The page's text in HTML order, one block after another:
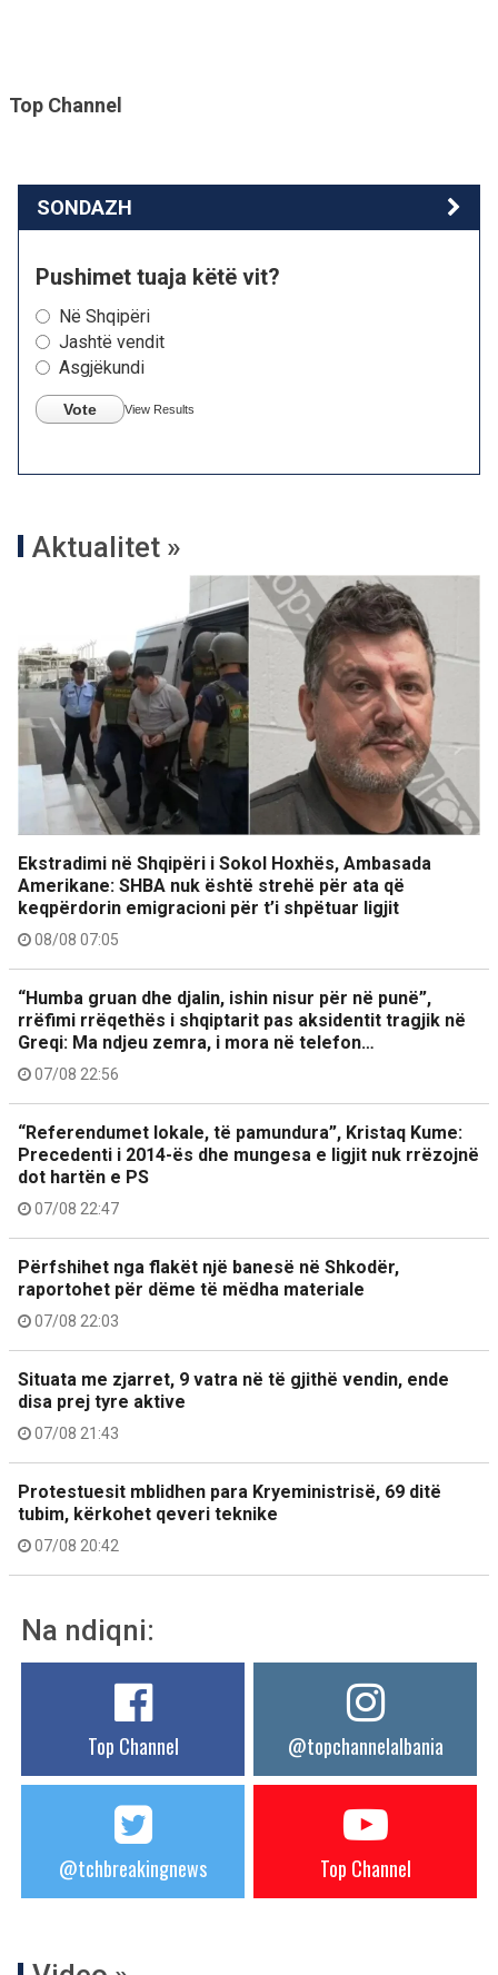
Top Channel
SONDAZH
Pushimet tuaja këtë vit?
Në Shqipëri
Jashtë vendit
Asgjëkundi
Vote View Results
Aktualitet »
Ekstradimi në Shqipëri i Sokol Hoxhës, Ambasada
Amerikane: SHBA nuk është strehë për ata që
keqpërdorin emigracioni për t’i shpëtuar ligjit
08/08 07:05
“Humba gruan dhe djalin, ishin nisur për në punë”,
rrëfimi rrëqethës i shqiptarit pas aksidentit tragjik në
Greqi: Ma ndjeu zemra, i mora në telefon…
07/08 22:56
“Referendumet lokale, të pamundura”, Kristaq Kume:
Precedenti i 2014-ës dhe mungesa e ligjit nuk rrëzojnë
dot hartën e PS
07/08 22:47
Përfshihet nga flakët një banesë në Shkodër,
raportohet për dëme të mëdha materiale
07/08 22:03
Situata me zjarret, 9 vatra në të gjithë vendin, ende
disa prej tyre aktive
07/08 21:43
Protestuesit mblidhen para Kryeministrisë, 69 ditë
tubim, kërkohet qeveri teknike
07/08 20:42
Na ndiqni:
Top Channel @topchannelalbania
@tchbreakingnews Top Channel